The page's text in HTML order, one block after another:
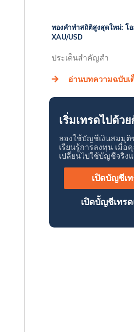
ทองคำทำสถิติสูงสุดใหม่: โ
XAU/USD
ประเด็นสำคัญสำ
อ่านบทความฉบับเ
เริ่มเทรดไปด้ว
ลองใช้บัญชีเงินสมมุติ
เรียนรู้การลงทุน เมื่
เปลี่ยนไปใช้บัญชีจริงแ
เปิดบัญชีเ
เปิดบััญชีเทร